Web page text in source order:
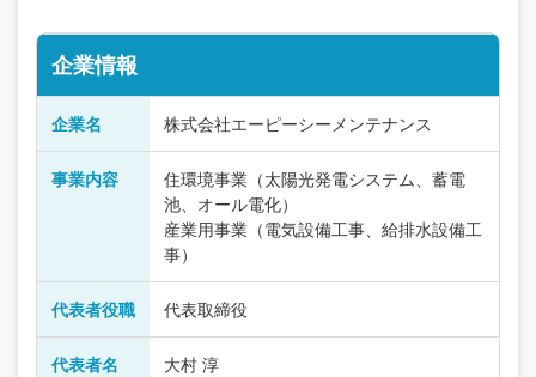
企業情報
企業名 株式会社エーピーシーメンテナンス
事業内容
住環境事業（太陽光発電システム、蓄電
池、オール電化）
産業用事業（電気設備工事、給排水設備工
事）
代表者役職 代表取締役
代表者名 大村 淳